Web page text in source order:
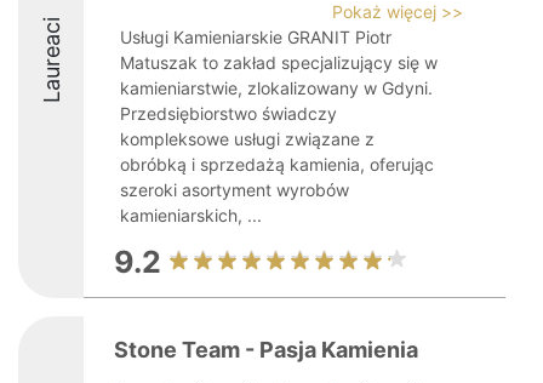
Laureaci
Pokaż więcej >>
Usługi Kamieniarskie GRANIT Piotr
Matuszak to zakład specjalizujący się w
kamieniarstwie, zlokalizowany w Gdyni.
Przedsiębiorstwo świadczy
kompleksowe usługi związane z
obróbką i sprzedażą kamienia, oferując
szeroki asortyment wyrobów
kamieniarskich, ...
9.2
Stone Team - Pasja Kamienia